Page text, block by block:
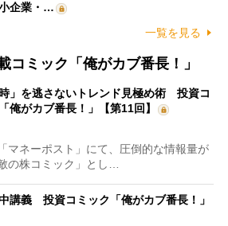
企業・…
一覧を見る
コミック「俺がカブ番長！」
時」を逃さないトレンド見極め術 投資コ
俺がカブ番長！」【第11回】
マネーポスト」にて、圧倒的な情報量が
の株コミック」とし…
講義 投資コミック「俺がカブ番長！」